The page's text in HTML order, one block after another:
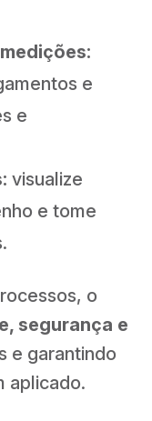
e
e
visualize
e tome
o
segurança e
e garantindo
aplicado.